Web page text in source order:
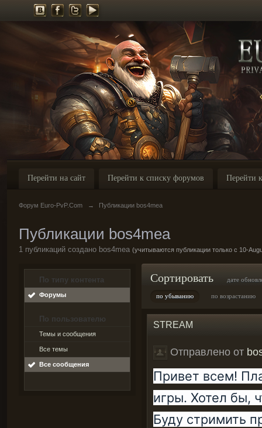
Перейти на сайт Перейти к списку форумов Перейти
Форум Euro-PvP.Com → Публикации bos4mea
Публикации bos4mea
1 публикаций создано bos4mea (учитываются публикации только с 10-
По типу контента
Форумы
По пользователю
Темы и сообщения
Все темы
Все сообщения
Сортировать дате
по убыванию по возрастанию
STREAM
Отправлено от
Привет всем!
игры. Хотел бы,
Буду стримить